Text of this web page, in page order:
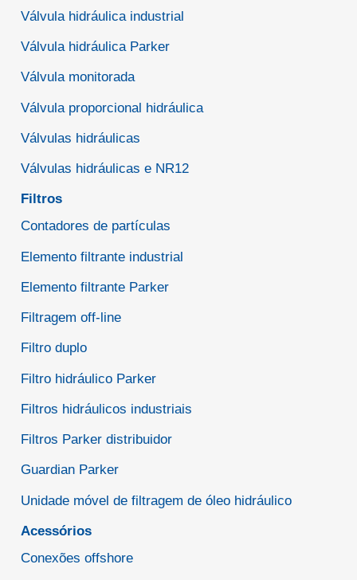
Válvula hidráulica industrial
Válvula hidráulica Parker
Válvula monitorada
Válvula proporcional hidráulica
Válvulas hidráulicas
Válvulas hidráulicas e NR12
Filtros
Contadores de partículas
Elemento filtrante industrial
Elemento filtrante Parker
Filtragem off-line
Filtro duplo
Filtro hidráulico Parker
Filtros hidráulicos industriais
Filtros Parker distribuidor
Guardian Parker
Unidade móvel de filtragem de óleo hidráulico
Acessórios
Conexões offshore